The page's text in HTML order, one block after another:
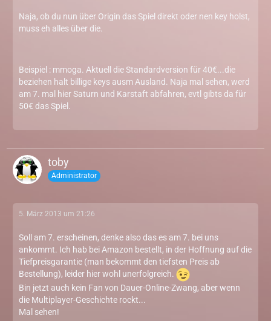
Naja, ob du nun über Origin das Spiel direkt oder nen key holst,
muss eh alles über die.
Beispiel : mmoga. Aktuell die Standardversion für 40€...die
beziehen halt billige keys ausm Ausland. Naja mal sehen, werd
am 7. mal hier Saturn und Karstaft abfahren, evtl gibts da für
50€ das Spiel.
toby
Administrator
5. März 2013 um 21:26
Soll am 7. erscheinen, denke also das es am 7. bei uns
ankommt. Ich hab bei Amazon bestellt, in der Hoffnung auf die
Tiefpreisgarantie (man bekommt den tiefsten Preis ab
Bestellung), leider hier wohl unerfolgreich.
Bin jetzt auch kein Fan von Dauer-Online-Zwang, aber wenn
die Multiplayer-Geschichte rockt...
Mal sehen!